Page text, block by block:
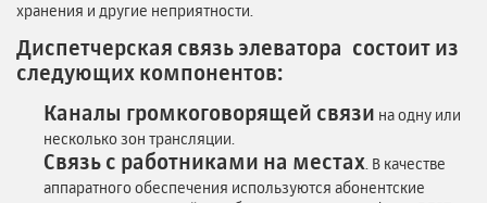
хранения и другие неприятности.
Диспетчерская связь элеватора состоит из
следующих компонентов:
Каналы громкоговорящей связи на одну или
несколько зон трансляции.
Связь с работниками на местах . В качестве
аппаратного обеспечения используются абонентские